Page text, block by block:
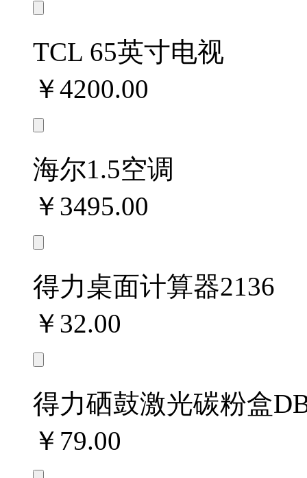
TCL 65英寸电视
￥4200.00
海尔1.5空调
￥3495.00
得力桌面计算器2136
￥32.00
得力硒鼓激光碳粉盒
￥79.00